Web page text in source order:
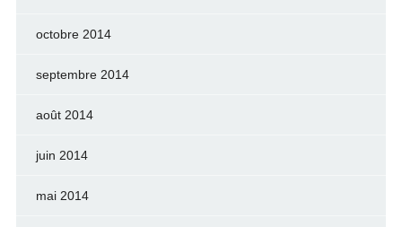
octobre 2014
septembre 2014
août 2014
juin 2014
mai 2014